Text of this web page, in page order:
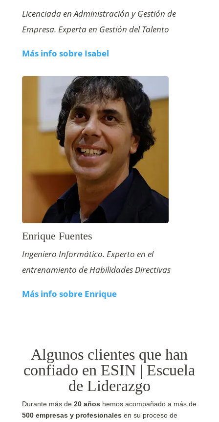
Licenciada en Administración y Gestión de
Empresa. Experta en Gestión del Talento
Más info sobre Isabel
Enrique Fuentes
Ingeniero Informático. Experto en el
entrenamiento de Habilidades Directivas
Más info sobre Enrique
Algunos clientes que han
confiado en ESIN | Escuela
de Liderazgo
Durante más de 20 años hemos acompañado a más de
500 empresas y profesionales en su proceso de